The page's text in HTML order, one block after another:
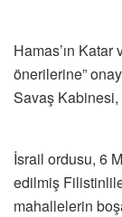
Hamas’ın Katar
önerilerine”
Savaş Kabinesi,
İsrail ordusu, 6
edilmiş
mahallelerin